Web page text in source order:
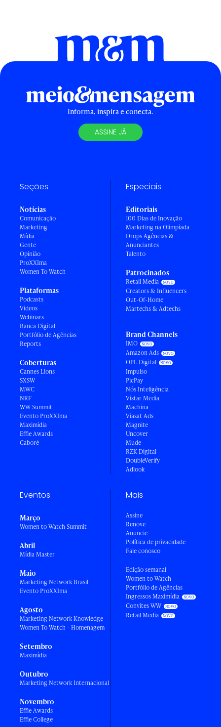
Informa, inspira e conecta.
ASSINE JÁ
Seções
Notícias
Comunicação
Marketing
Mídia
Gente
Opinião
ProXXIma
Women To Watch
Plataformas
Podcasts
Vídeos
Webinars
Banca Digital
Portfólio de Agências
Reports
Coberturas
Cannes Lions
SXSW
MWC
NRF
WW Summit
Evento ProXXIma
Maximídia
Effie Awards
Caboré
Especiais
Editoriais
100 Dias de Inovação
Marketing na Olimpíada
Drops Agências &
Anunciantes
Talento
Patrocinados
Retail Media
Creators & Influencers
Out-Of-Home
Martechs & Adtechs
Brand Channels
IMO
Amazon Ads
OPL Digital
Impulso
PicPay
Nós Inteligência
Vistar Media
Machina
Viasat Ads
Magnite
Uncover
Mude
RZK Digital
DoubleVerify
Adlook
Eventos
Março
Women to Watch Summit
Abril
Mídia Master
Maio
Marketing Network Brasil
Evento ProXXIma
Agosto
Marketing Network Knowledge
Women To Watch - Homenagem
Setembro
Maximídia
Outubro
Marketing Network Internacional
Novembro
Effie Awards
Effie College
Mais
Assine
Renove
Anuncie
Política de privacidade
Fale conosco
Edição semanal
Women to Watch
Portfólio de Agências
Ingressos Maximídia
Convites WW
Retail Media